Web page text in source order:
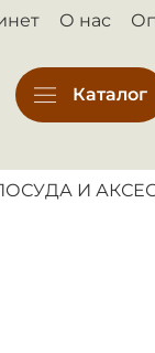
О нас
Каталог
И